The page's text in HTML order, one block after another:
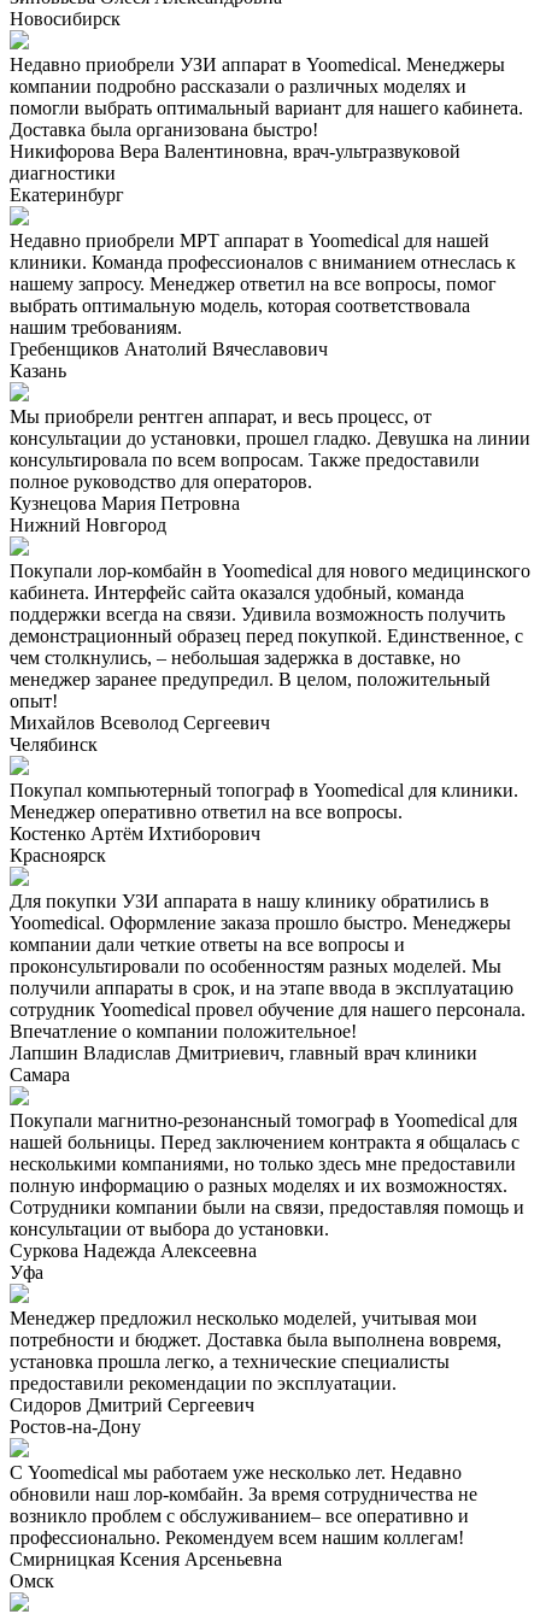
Новосибирск
Недавно приобрели УЗИ аппарат в Yoomedical. Менеджеры
компании подробно рассказали о различных моделях и
помогли выбрать оптимальный вариант для нашего кабинета.
Доставка была организована быстро!
Никифорова Вера Валентиновна, врач-ультразвуковой
диагностики
Екатеринбург
Недавно приобрели МРТ аппарат в Yoomedical для нашей
клиники. Команда профессионалов с вниманием отнеслась к
нашему запросу. Менеджер ответил на все вопросы, помог
выбрать оптимальную модель, которая соответствовала
нашим требованиям.
Гребенщиков Анатолий Вячеславович
Казань
Мы приобрели рентген аппарат, и весь процесс, от
консультации до установки, прошел гладко. Девушка на линии
консультировала по всем вопросам. Также предоставили
полное руководство для операторов.
Кузнецова Мария Петровна
Нижний Новгород
Покупали лор-комбайн в Yoomedical для нового медицинского
кабинета. Интерфейс сайта оказался удобный, команда
поддержки всегда на связи. Удивила возможность получить
демонстрационный образец перед покупкой. Единственное, с
чем столкнулись, – небольшая задержка в доставке, но
менеджер заранее предупредил. В целом, положительный
опыт!
Михайлов Всеволод Сергеевич
Челябинск
Покупал компьютерный топограф в Yoomedical для клиники.
Менеджер оперативно ответил на все вопросы.
Костенко Артём Ихтиборович
Красноярск
Для покупки УЗИ аппарата в нашу клинику обратились в
Yoomedical. Оформление заказа прошло быстро. Менеджеры
компании дали четкие ответы на все вопросы и
проконсультировали по особенностям разных моделей. Мы
получили аппараты в срок, и на этапе ввода в эксплуатацию
сотрудник Yoomedical провел обучение для нашего персонала.
Впечатление о компании положительное!
Лапшин Владислав Дмитриевич, главный врач клиники
Самара
Покупали магнитно-резонансный томограф в Yoomedical для
нашей больницы. Перед заключением контракта я общалась с
несколькими компаниями, но только здесь мне предоставили
полную информацию о разных моделях и их возможностях.
Сотрудники компании были на связи, предоставляя помощь и
консультации от выбора до установки.
Суркова Надежда Алексеевна
Уфа
Менеджер предложил несколько моделей, учитывая мои
потребности и бюджет. Доставка была выполнена вовремя,
установка прошла легко, а технические специалисты
предоставили рекомендации по эксплуатации.
Сидоров Дмитрий Сергеевич
Ростов-на-Дону
С Yoomedical мы работаем уже несколько лет. Недавно
обновили наш лор-комбайн. За время сотрудничества не
возникло проблем с обслуживанием– все оперативно и
профессионально. Рекомендуем всем нашим коллегам!
Смирницкая Ксения Арсеньевна
Омск